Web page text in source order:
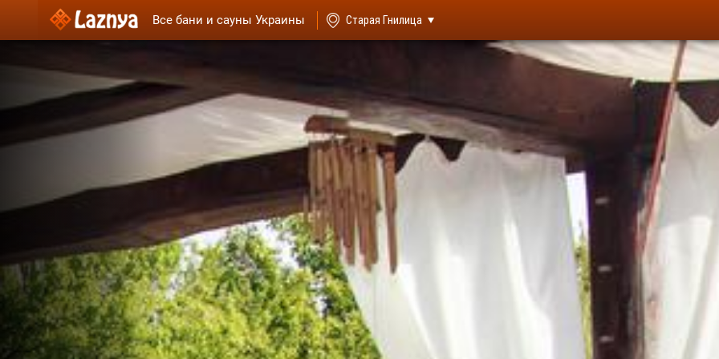
Все бани и сауны Украины Старая Гнилица